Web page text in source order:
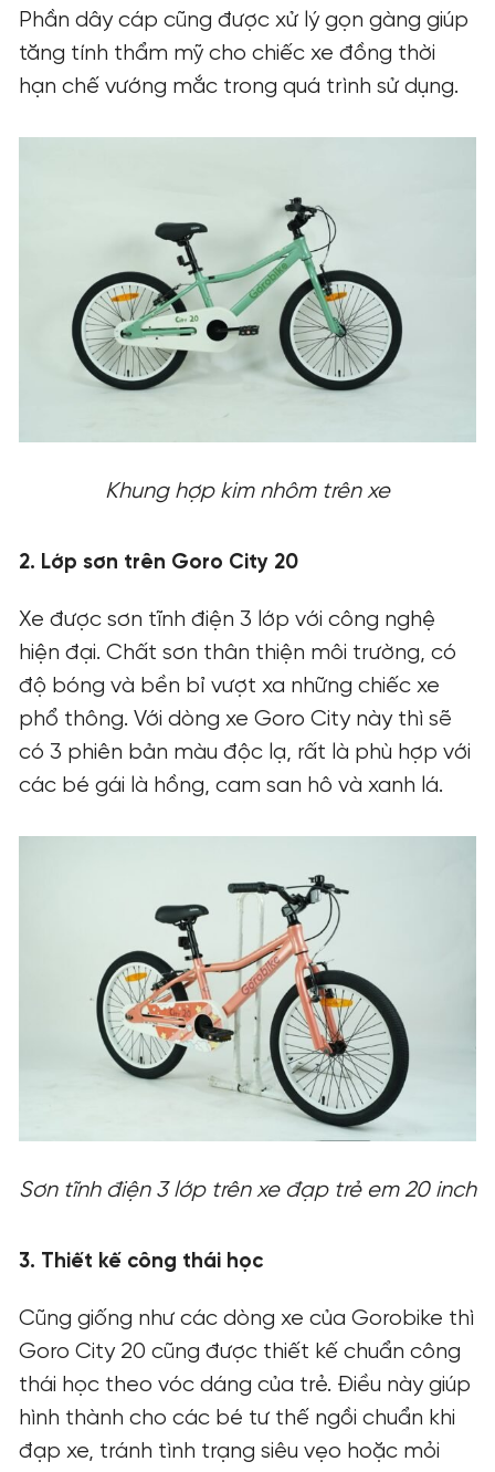
Phần dây cáp cũng được xử lý gọn gàng giúp
tăng tính thẩm mỹ cho chiếc xe đồng thời
hạn chế vướng mắc trong quá trình sử dụng.
Khung hợp kim nhôm trên xe
2. Lớp sơn trên Goro City 20
Xe được sơn tĩnh điện 3 lớp với công nghệ
hiện đại. Chất sơn thân thiện môi trường, có
độ bóng và bền bỉ vượt xa những chiếc xe
phổ thông. Với dòng xe Goro City này thì sẽ
có 3 phiên bản màu độc lạ, rất là phù hợp với
các bé gái là hồng, cam san hô và xanh lá.
Sơn tĩnh điện 3 lớp trên xe đạp trẻ em 20 inch
3. Thiết kế công thái học
Cũng giống như các dòng xe của Gorobike thì
Goro City 20 cũng được thiết kế chuẩn công
thái học theo vóc dáng của trẻ. Điều này giúp
hình thành cho các bé tư thế ngồi chuẩn khi
đạp xe, tránh tình trạng siêu vẹo hoặc mỏi